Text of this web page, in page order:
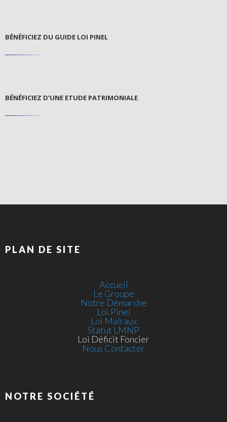
BÉNÉFICIEZ DU GUIDE LOI PINEL
BÉNÉFICIEZ D’UNE ETUDE PATRIMONIALE
PLAN DE SITE
Accueil
Le Groupe
Notre Démarche
Loi Pinel
Loi Malraux
Statut LMNP
Loi Déficit Foncier
Nous Contacter
NOTRE SOCIÉTÉ